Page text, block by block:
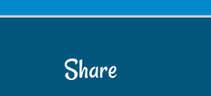
Share